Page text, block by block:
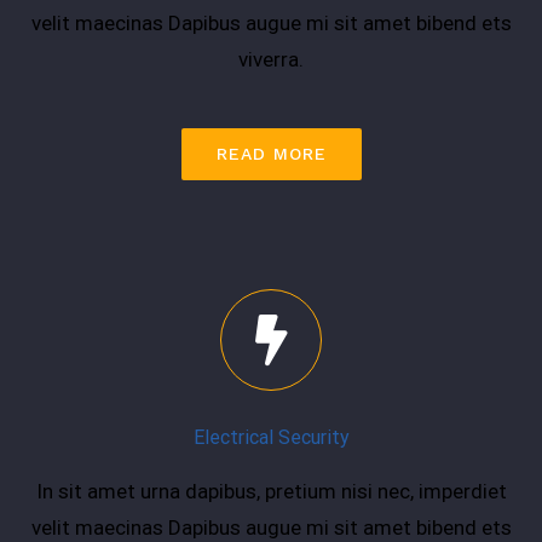
velit maecinas Dapibus augue mi sit amet bibend ets
viverra.
READ MORE
Electrical Security
In sit amet urna dapibus, pretium nisi nec, imperdiet
velit maecinas Dapibus augue mi sit amet bibend ets